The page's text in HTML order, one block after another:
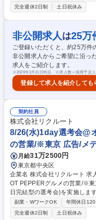
食店に対して『ホットペッパ
業務・経営支援の企画提案を
拓」に専念する部署への配属を予定していま
職の業務一切 募集職種 ★8/19(水)1day選考会＠オンライン/HOT PEPPER
グルメの営業/※札幌
完全週休2日制
土日祝休み
非公開求人 は25万
ご登録いただくと、約25万件
非公開求人からご希望に沿っ
求人をご紹介します。
※2026年3月31日時点 ※求人数＝採用予定
登録して求人を紹介しても
契約社員
株式会社リクルート
8/26(水)1day選考会@
の営業/※東京 広告/メ
月給31万2500円
東京都中央区
企業名 株式会社リクルート 求人名 ★8/26(水)1day選考会＠オンライン/H
OT PEPPERグルメの営業/※東京 仕事の内容 8月26日(水)に1day選
日完結型の選考会)を実施しま
定となります。（1次面接にて
食店に対して『ホットペッパ
副業・WワークOK 年間休日
完全週休2日制
土日祝休み